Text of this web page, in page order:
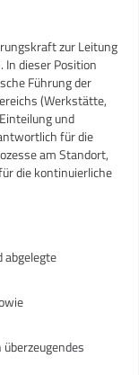
zur Leitung
dieser Position
Führung der
(Werkstätte,
und
für die
am Standort,
die kontinuierliche
abgelegte